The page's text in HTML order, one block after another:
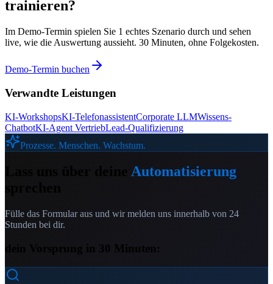
trainieren?
Im Demo-Termin spielen Sie 1 echtes Szenario durch und sehen
live, wie die Auswertung aussieht. 30 Minuten, ohne Folgekosten.
Demo-Termin buchen
Verwandte Leistungen
KI-WorkshopsKI-TelefonassistentCorporate LLMWissens-
ChatbotKI-Agent VertriebLead-Qualifizierung
Prozesse. Menschen. Wachstum.
Automatisierung
Fülle das Formular aus und wir melden uns innerhalb von 24
Stunden bei dir.
dein Vorsprung in 30 Minuten: